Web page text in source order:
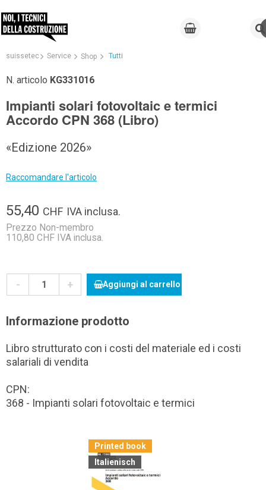
suissetec Service Shop Tutti
N. articolo KG331016
Impianti solari fotovoltaic e termici
Accordo CPN 368 (Libro)
«Edizione 2026»
Raccomandare l'articolo
55,40 CHF IVA inclusa.
Prezzo Non-membro
110,80 CHF IVA inclusa.
- + Aggiungi al carrello
Informazione prodotto
Libro strutturato con i costi del materiale ed i costi
salariali di vendita
CPN:
368 - Impianti solari fotovoltaic e termici
Printed book
Italienisch